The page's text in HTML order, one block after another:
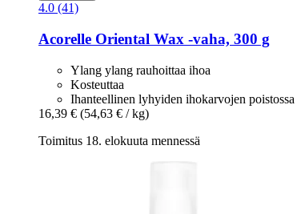
4.0 (41)
Acorelle Oriental Wax -​vaha, 300 g
Ylang ylang rauhoittaa ihoa
Kosteuttaa
Ihanteellinen lyhyiden ihokarvojen poistossa
16,39 € (54,63 € / kg)
Toimitus 18. elokuuta mennessä